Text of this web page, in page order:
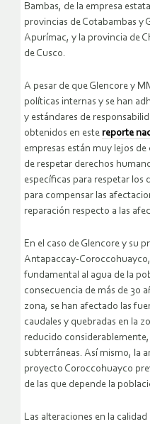
Bambas, de la empresa
provincias de Cotabambas y
Apurímac, y la provincia de
de Cusco.
A pesar de que Glencore y
políticas internas y se han
y estándares de
obtenidos en este reporte
empresas están muy lejos
de respetar derechos
específicas para respetar los
para compensar las
reparación respecto a las
En el caso de Glencore y su
Antapaccay-
fundamental al agua de la
consecuencia de más de 30
zona, se han afectado las
caudales y quebradas en la
reducido
subterráneas. Así mismo, la
proyecto Coroccohuayco
de las que depende la
Las alteraciones en la